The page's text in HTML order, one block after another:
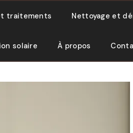
traitements Nettoyage et
solaire À propos